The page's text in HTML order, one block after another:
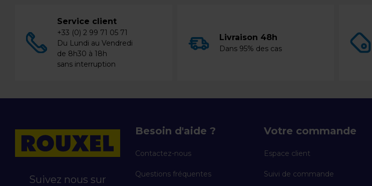
Service client
+33 (0) 2 99 71 05 71
Du Lundi au Vendredi
de 8h30 à 18h
sans interruption
Livraison 48h
Dans 95% des cas
Suivez nous sur
Besoin d'aide ?
Contactez-nous
Questions fréquentes
Votre commande
Espace client
Suivi de commande